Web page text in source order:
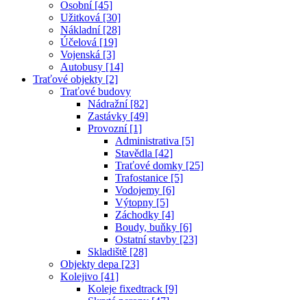
Osobní [45]
Užitková [30]
Nákladní [28]
Účelová [19]
Vojenská [3]
Autobusy [14]
Traťové objekty [2]
Traťové budovy
Nádražní [82]
Zastávky [49]
Provozní [1]
Administrativa [5]
Stavědla [42]
Traťové domky [25]
Trafostanice [5]
Vodojemy [6]
Výtopny [5]
Záchodky [4]
Boudy, buňky [6]
Ostatní stavby [23]
Skladiště [28]
Objekty depa [23]
Kolejivo [41]
Koleje fixedtrack [9]